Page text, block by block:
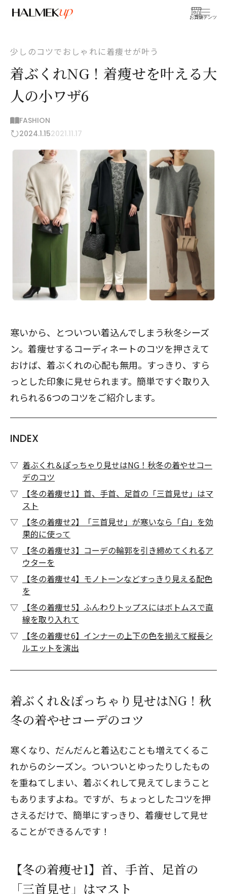
お買物
コンテンツ
少しのコツでおしゃれに着痩せが叶う
着ぶくれNG！着痩せを叶える大
人の小ワザ6
FASHION
2024.1.152021.11.17
寒いから、とついつい着込んでしまう秋冬シーズ
ン。着痩せするコーディネートのコツを押さえて
おけば、着ぶくれの心配も無用。すっきり、すら
っとした印象に見せられます。簡単ですぐ取り入
れられる6つのコツをご紹介します。
INDEX
着ぶくれ＆ぽっちゃり見せはNG！秋冬の着やせコー
デのコツ
【冬の着痩せ1】首、手首、足首の「三首見せ」はマ
スト
【冬の着痩せ2】「三首見せ」が寒いなら「白」を効
果的に使って
【冬の着痩せ3】コーデの輪郭を引き締めてくれるア
ウターを
【冬の着痩せ4】モノトーンなどすっきり見える配色
を
【冬の着痩せ5】ふんわりトップスにはボトムスで直
線を取り入れて
【冬の着痩せ6】インナーの上下の色を揃えて縦長シ
ルエットを演出
着ぶくれ＆ぽっちゃり見せはNG！秋
冬の着やせコーデのコツ
寒くなり、だんだんと着込むことも増えてくるこ
れからのシーズン。ついついとゆったりしたもの
を重ねてしまい、着ぶくれして見えてしまうこと
もありますよね。ですが、ちょっとしたコツを押
さえるだけで、簡単にすっきり、着痩せして見せ
ることができるんです！
【冬の着痩せ1】首、手首、足首の
「三首見せ」はマスト